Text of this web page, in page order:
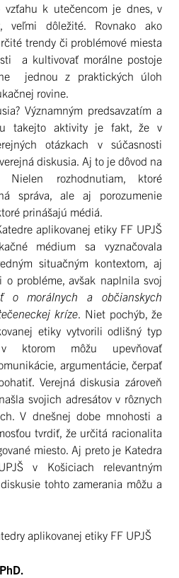
vzťahu k utečencom je dnes, v
veľmi dôležité. Rovnako ako
trendy či problémové miesta
a kultivovať morálne postoje
jednou z praktických úloh
rovine.
Významným predsavzatím a
takejto aktivity je fakt, že v
otázkach v súčasnosti
diskusia. Aj to je dôvod na
Nielen rozhodnutiam, ktoré
správa, ale aj porozumenie
prinášajú médiá.
aplikovanej etiky FF UPJŠ
médium sa vyznačovala
situačným kontextom, aj
o probléme, avšak naplnila svoj
o morálnych a občianskych
kríze. Niet pochýb, že
etiky vytvorili odlišný typ
ktorom môžu upevňovať
argumentácie, čerpať
Verejná diskusia zároveň
svojich adresátov v rôznych
V dnešnej dobe mnohosti a
tvrdiť, že určitá racionalita
miesto. Aj preto je Katedra
v Košiciach relevantným
tohto zamerania môžu a
aplikovanej etiky FF UPJŠ